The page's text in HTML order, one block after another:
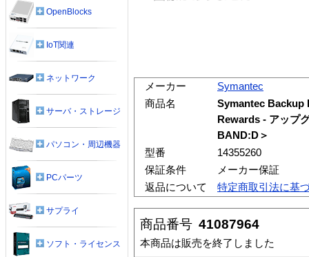
メーカー
Symantec
商品名
Symantec Backup
Rewards - アップ
BAND:D＞
型番
14355260
保証条件
メーカー保証
返品について
特定商取引法に基
商品番号 41087964
本商品は販売を終了しました
OpenBlocks
IoT関連
ネットワーク
サーバ・ストレージ
パソコン・周辺機器
PCパーツ
サプライ
ソフト・ライセンス